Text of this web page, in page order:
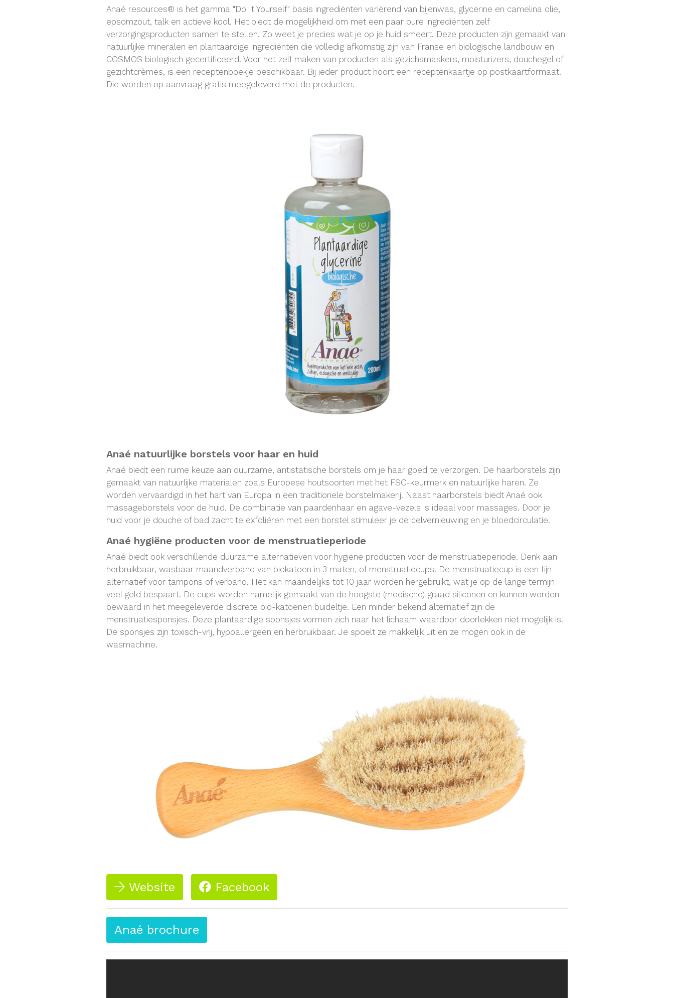
Anaé resources® is het gamma "Do It Yourself" basis ingrediënten variërend van bijenwas, glycerine en camelina olie,
epsomzout, talk en actieve kool. Het biedt de mogelijkheid om met een paar pure ingrediënten zelf
verzorgingsproducten samen te stellen. Zo weet je precies wat je op je huid smeert. Deze producten zijn gemaakt van
natuurlijke mineralen en plantaardige ingrediënten die volledig afkomstig zijn van Franse en biologische landbouw en
COSMOS biologisch gecertificeerd. Voor het zelf maken van producten als gezichsmaskers, moisturizers, douchegel of
gezichtcrèmes, is een receptenboekje beschikbaar. Bij ieder product hoort een receptenkaartje op postkaartformaat.
Die worden op aanvraag gratis meegeleverd met de producten.
Anaé natuurlijke borstels voor haar en huid
Anaé biedt een ruime keuze aan duurzame, antistatische borstels om je haar goed te verzorgen. De haarborstels zijn
gemaakt van natuurlijke materialen zoals Europese houtsoorten met het FSC-keurmerk en natuurlijke haren. Ze
worden vervaardigd in het hart van Europa in een traditionele borstelmakerij. Naast haarborstels biedt Anaé ook
massageborstels voor de huid. De combinatie van paardenhaar en agave-vezels is ideaal voor massages. Door je
huid voor je douche of bad zacht te exfoliëren met een borstel stimuleer je de celvernieuwing en je bloedcirculatie.
Anaé hygiëne producten voor de menstruatieperiode
Anaé biedt ook verschillende duurzame alternatieven voor hygiëne producten voor de menstruatieperiode. Denk aan
herbruikbaar, wasbaar maandverband van biokatoen in 3 maten, of menstruatiecups. De menstruatiecup is een fijn
alternatief voor tampons of verband. Het kan maandelijks tot 10 jaar worden hergebruikt, wat je op de lange termijn
veel geld bespaart. De cups worden namelijk gemaakt van de hoogste (medische) graad siliconen en kunnen worden
bewaard in het meegeleverde discrete bio-katoenen buideltje. Een minder bekend alternatief zijn de
menstruatiesponsjes. Deze plantaardige sponsjes vormen zich naar het lichaam waardoor doorlekken niet mogelijk is.
De sponsjes zijn toxisch-vrij, hypoallergeen en herbruikbaar. Je spoelt ze makkelijk uit en ze mogen ook in de
wasmachine.
Website Facebook
Anaé brochure